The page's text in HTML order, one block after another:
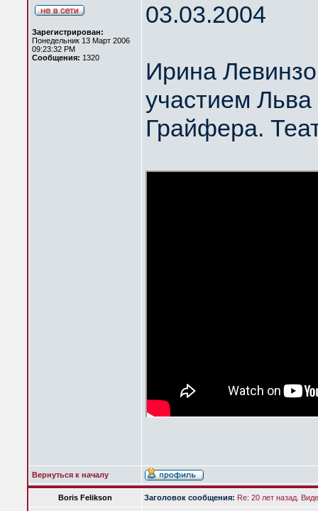
Зарегистрирован:
Понедельник 13 Март 2006
09:23:32 PM
Сообщения: 1320
03.03.2004
Ирина
участием
Грайфера.
Вернуться к началу
Boris Felikson Заголовок сообщения: Re: 20 лет назад.